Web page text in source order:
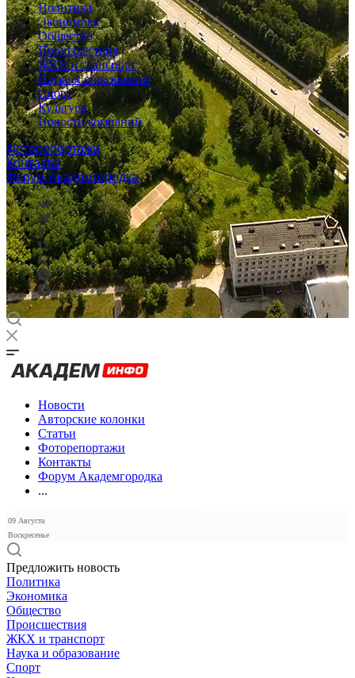
Политика
Экономика
Общество
Происшествия
ЖКХ и транспорт
Наука и образование
Спорт
Культура
Новости компаний
Фоторепортажи
Контакты
Форум Академгородка
Новости
Авторские колонки
Статьи
Фоторепортажи
Контакты
Форум Академгородка
...
09 Августа
Воскресенье
Предложить новость
Политика
Экономика
Общество
Происшествия
ЖКХ и транспорт
Наука и образование
Спорт